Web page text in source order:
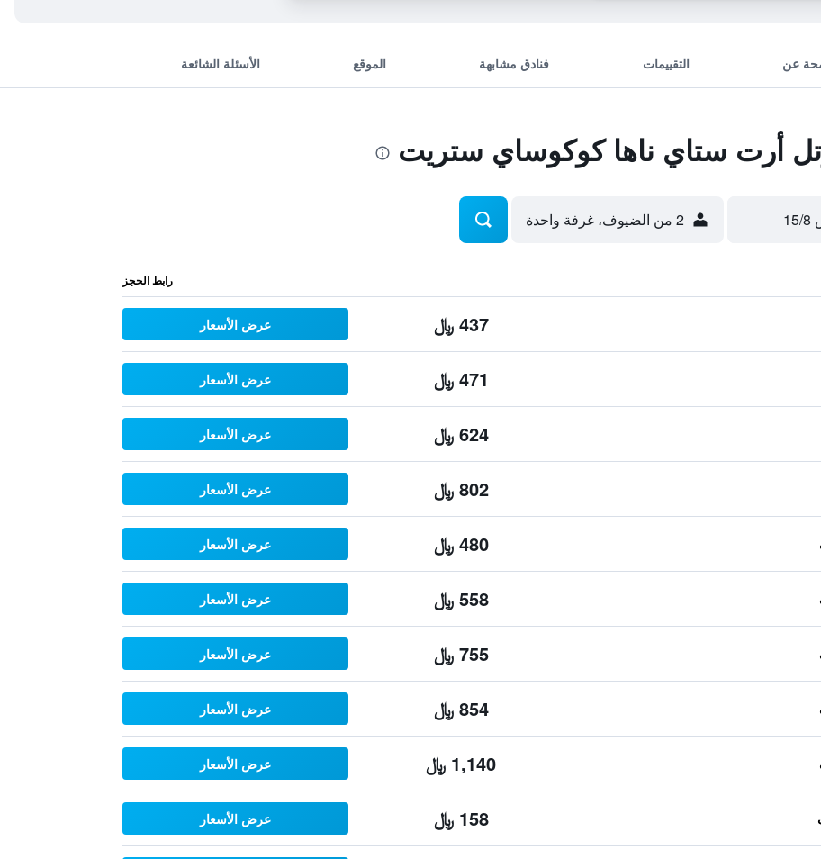
عن التقييمات فنادق مشابهة الموقع الأسئلة الشائعة
أرت ستاي ناها كوكوساي ستريت
2 من الضيوف، غرفة واحدة
رابط الحجز
437 ﷼ عرض الأسعار
471 ﷼ عرض الأسعار
624 ﷼ عرض الأسعار
802 ﷼ عرض الأسعار
480 ﷼ عرض الأسعار
558 ﷼ عرض الأسعار
755 ﷼ عرض الأسعار
854 ﷼ عرض الأسعار
1,140 ﷼ عرض الأسعار
158 ﷼ عرض الأسعار